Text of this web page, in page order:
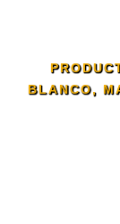
BLANCO,